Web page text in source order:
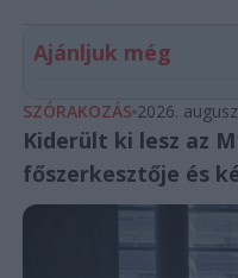
Ajánljuk még
SZÓRAKOZÁS 2026.
Kiderült ki lesz az
főszerkesztője és